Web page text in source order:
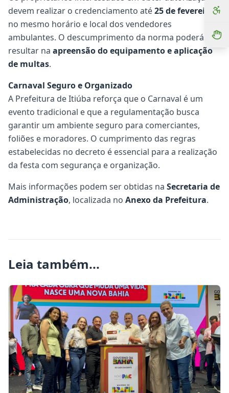
devem realizar o credenciamento até25 de fevereiro,
no mesmo horário e local dos vendedores
ambulantes. O descumprimento da norma poderá
resultar na apreensão do equipamento e aplicação
de multas.
Carnaval Seguro e Organizado
A Prefeitura de Itiúba reforça que o Carnaval é um
evento tradicional e que a regulamentação busca
garantir um ambiente seguro para comerciantes,
foliões e moradores. O cumprimento das regras
estabelecidas no decreto é essencial para a realização
da festa com segurança e organização.
Mais informações podem ser obtidas na Secretaria de
Administração, localizada no Anexo da Prefeitura.
Leia também...